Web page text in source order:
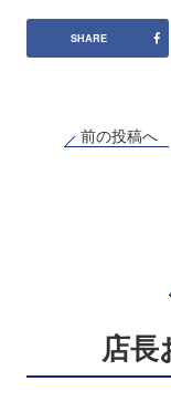
SHARE
前の投稿へ
店長